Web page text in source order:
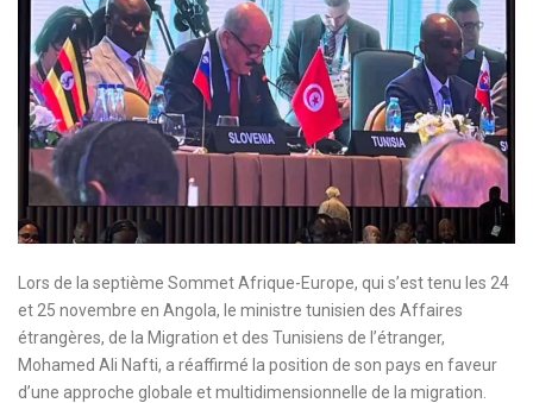
Lors de la septième Sommet Afrique-Europe, qui s’est tenu les 24
et 25 novembre en Angola, le ministre tunisien des Affaires
étrangères, de la Migration et des Tunisiens de l’étranger,
Mohamed Ali Nafti, a réaffirmé la position de son pays en faveur
d’une approche globale et multidimensionnelle de la migration.